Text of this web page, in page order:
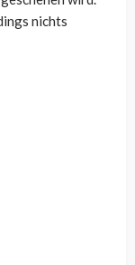
nichts